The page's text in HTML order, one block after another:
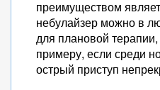
преимуществом
небулайзер можно в
для плановой терапии,
примеру, если среди
острый приступ